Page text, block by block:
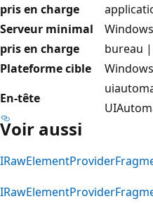
pris en charge
Serveur minimal
pris en charge
bureau |
Plateforme cible
Windows
En-tête
Voir aussi